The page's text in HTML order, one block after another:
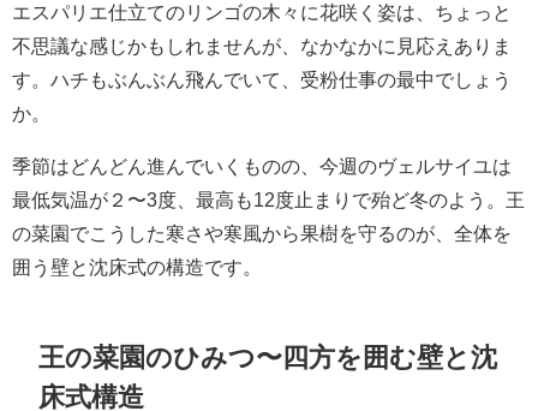
エスパリエ仕立てのリンゴの木々に花咲く姿は、ちょっと
不思議な感じかもしれませんが、なかなかに見応えありま
す。ハチもぶんぶん飛んでいて、受粉仕事の最中でしょう
か。
季節はどんどん進んでいくものの、今週のヴェルサイユは
最低気温が２〜3度、最高も12度止まりで殆ど冬のよう。王
の菜園でこうした寒さや寒風から果樹を守るのが、全体を
囲う壁と沈床式の構造です。
王の菜園のひみつ〜四方を囲む壁と沈
床式構造